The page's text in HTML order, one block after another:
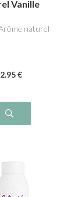
Vanille
naturel
.95 €